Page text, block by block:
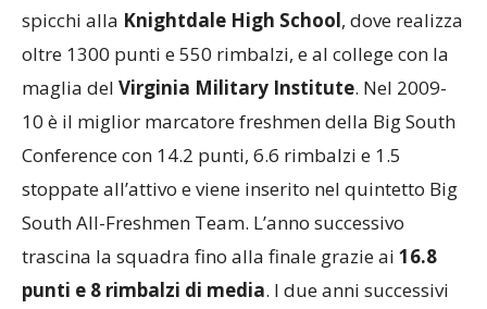
spicchi alla Knightdale High School, dove realizza
oltre 1300 punti e 550 rimbalzi, e al college con la
maglia del Virginia Military Institute. Nel 2009-
10 è il miglior marcatore freshmen della Big South
Conference con 14.2 punti, 6.6 rimbalzi e 1.5
stoppate all’attivo e viene inserito nel quintetto Big
South All-Freshmen Team. L’anno successivo
trascina la squadra fino alla finale grazie ai 16.8
punti e 8 rimbalzi di media. I due anni successivi